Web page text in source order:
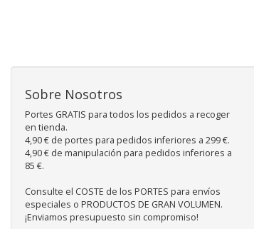
Sobre Nosotros
Portes GRATIS para todos los pedidos a recoger
en tienda.
4,90 € de portes para pedidos inferiores a 299 €.
4,90 € de manipulación para pedidos inferiores a
85 €.
Consulte el COSTE de los PORTES para envíos
especiales o PRODUCTOS DE GRAN VOLUMEN.
¡Enviamos presupuesto sin compromiso!